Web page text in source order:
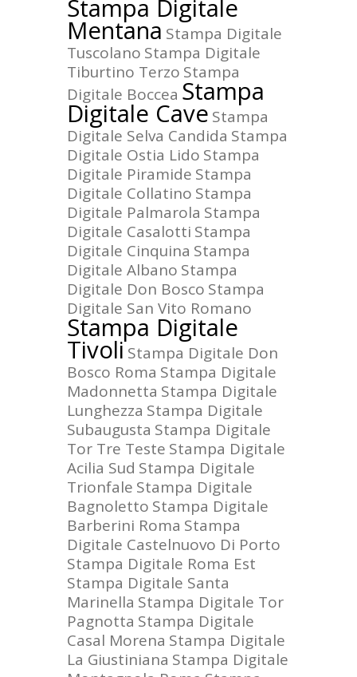
Stampa Digitale
Mentana Stampa Digitale
Tuscolano Stampa Digitale
Tiburtino Terzo Stampa
Digitale Boccea Stampa
Digitale Cave Stampa
Digitale Selva Candida Stampa
Digitale Ostia Lido Stampa
Digitale Piramide Stampa
Digitale Collatino Stampa
Digitale Palmarola Stampa
Digitale Casalotti Stampa
Digitale Cinquina Stampa
Digitale Albano Stampa
Digitale Don Bosco Stampa
Digitale San Vito Romano
Stampa Digitale
Tivoli Stampa Digitale Don
Bosco Roma Stampa Digitale
Madonnetta Stampa Digitale
Lunghezza Stampa Digitale
Subaugusta Stampa Digitale
Tor Tre Teste Stampa Digitale
Acilia Sud Stampa Digitale
Trionfale Stampa Digitale
Bagnoletto Stampa Digitale
Barberini Roma Stampa
Digitale Castelnuovo Di Porto
Stampa Digitale Roma Est
Stampa Digitale Santa
Marinella Stampa Digitale Tor
Pagnotta Stampa Digitale
Casal Morena Stampa Digitale
La Giustiniana Stampa Digitale